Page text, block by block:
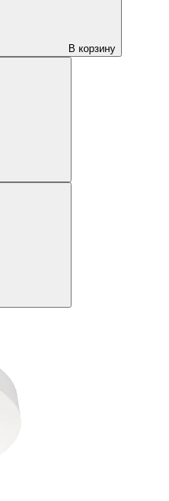
В корзину